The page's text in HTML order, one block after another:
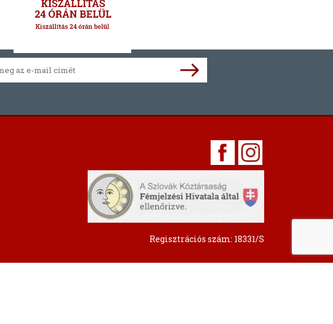
Regisztrációs szám: 18331/S